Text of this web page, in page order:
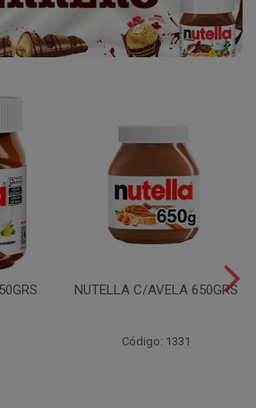
NUTELLA C/AVELA 650GRS
Código: 1331